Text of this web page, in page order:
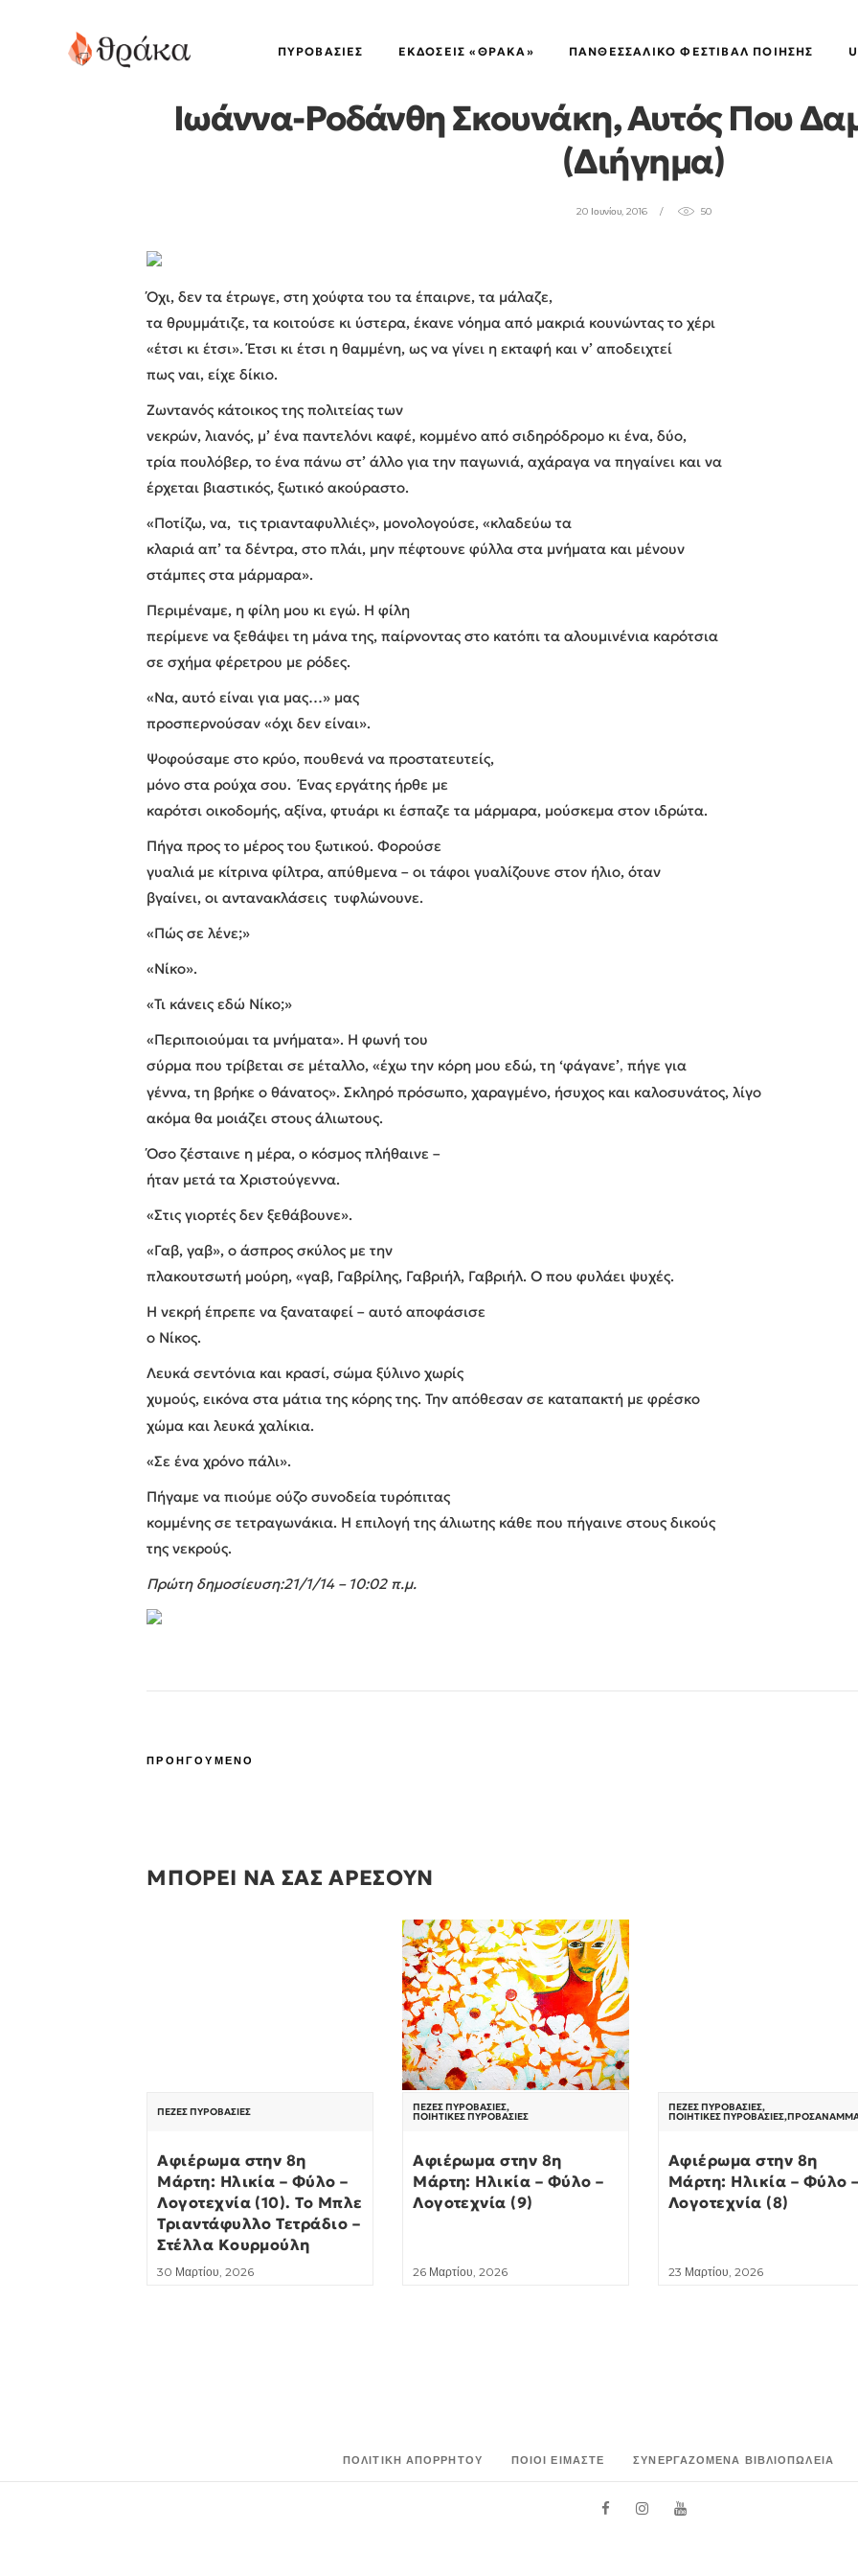
ΠΥΡΟΒΑΣΊΕΣ EΚΔΌΣΕΙΣ «ΘΡΑΚΑ» ΠΑΝΘΕΣΣΑΛΙΚΌ ΦΕΣΤΙΒΆΛ ΠΟΊΗΣΗΣ
ΠΕΖΈΣ ΠΥΡΟΒΑΣΊΕΣ
Ιωάννα-Ροδάνθη Σκουνάκη, Αυτός Πoυ
(διήγημα)
20 Ιουνίου, 2016 50
Όχι, δεν τα έτρωγε, στη χούφτα του τα έπαιρνε, τα μάλαζε,
τα θρυμμάτιζε, τα κοιτούσε κι ύστερα, έκανε νόημα από μακριά κουνώντας το χέρι
«έτσι κι έτσι». Έτσι κι έτσι η θαμμένη, ως να γίνει η εκταφή και ν’ αποδειχτεί
πως ναι, είχε δίκιο.
Ζωντανός κάτοικος της πολιτείας των
νεκρών, λιανός, μ’ ένα παντελόνι καφέ, κομμένο από σιδηρόδρομο κι ένα, δύο,
τρία πουλόβερ, το ένα πάνω στ’ άλλο για την παγωνιά, αχάραγα να πηγαίνει και να
έρχεται βιαστικός, ξωτικό ακούραστο.
«Ποτίζω, να, τις τριανταφυλλιές», μονολογούσε, «κλαδεύω τα
κλαριά απ’ τα δέντρα, στο πλάι, μην πέφτουνε φύλλα στα μνήματα και μένουν
στάμπες στα μάρμαρα».
Περιμέναμε, η φίλη μου κι εγώ. Η φίλη
περίμενε να ξεθάψει τη μάνα της, παίρνοντας στο κατόπι τα αλουμινένια καρότσια
σε σχήμα φέρετρου με ρόδες.
«Να, αυτό είναι για μας…» μας
προσπερνούσαν «όχι δεν είναι».
Ψοφούσαμε στο κρύο, πουθενά να προστατευτείς,
μόνο στα ρούχα σου. Ένας εργάτης ήρθε με
καρότσι οικοδομής, αξίνα, φτυάρι κι έσπαζε τα μάρμαρα, μούσκεμα στον ιδρώτα.
Πήγα προς το μέρος του ξωτικού. Φορούσε
γυαλιά με κίτρινα φίλτρα, απύθμενα – οι τάφοι γυαλίζουνε στον ήλιο, όταν
βγαίνει, οι αντανακλάσεις τυφλώνουνε.
«Πώς σε λένε;»
«Νίκο».
«Τι κάνεις εδώ Νίκο;»
«Περιποιούμαι τα μνήματα». Η φωνή του
σύρμα που τρίβεται σε μέταλλο, «έχω την κόρη μου εδώ, τη ‘φάγανε’,πήγε για
γέννα, τη βρήκε ο θάνατος». Σκληρό πρόσωπο, χαραγμένο, ήσυχος και καλοσυνάτος, λίγο
ακόμα θα μοιάζει στους άλιωτους.
Όσο ζέσταινε η μέρα, ο κόσμος πλήθαινε –
ήταν μετά τα Χριστούγεννα.
«Στις γιορτές δεν ξεθάβουνε».
«Γαβ, γαβ», ο άσπρος σκύλος με την
πλακουτσωτή μούρη, «γαβ, Γαβρίλης, Γαβριήλ, Γαβριήλ. Ο που φυλάει ψυχές.
Η νεκρή έπρεπε να ξαναταφεί – αυτό αποφάσισε
ο Νίκος.
Λευκά σεντόνια και κρασί, σώμα ξύλινο χωρίς
χυμούς, εικόνα στα μάτια της κόρης της. Την απόθεσαν σε καταπακτή με φρέσκο
χώμα και λευκά χαλίκια.
«Σε ένα χρόνο πάλι».
Πήγαμε να πιούμε ούζο συνοδεία τυρόπιτας
κομμένης σε τετραγωνάκια. Η επιλογή της άλιωτης κάθε που πήγαινε στους δικούς
της νεκρούς.
Πρώτη δημοσίευση:21/1/14 – 10:02 π.μ.
ΠΡΟΗΓΟΥΜΕΝΟ
ΜΠΟΡΕΙ ΝΑ ΣΑΣ ΑΡΕΣΟΥΝ
ΠΕΖΈΣ ΠΥΡΟΒΑΣΊΕΣ
Αφιέρωμα στην 8η
Μάρτη: Ηλικία – Φύλο –
Λογοτεχνία (10). Το Μπλε
Τριαντάφυλλο Τετράδιο –
Στέλλα Κουρμούλη
30 Μαρτίου, 2026
ΠΕΖΈΣ ΠΥΡΟΒΑΣΊΕΣ,
ΠΟΙΗΤΙΚΈΣ ΠΥΡΟΒΑΣΊΕΣ
Αφιέρωμα στην 8η
Μάρτη: Ηλικία – Φύλο –
Λογοτεχνία (9)
26 Μαρτίου, 2026
ΠΕΖΈΣ ΠΥΡΟΒΑΣΊΕΣ,
ΠΟΙΗΤΙΚΈΣ ΠΥΡΟΒΑΣΊΕΣ,
Αφιέρωμα στην 8η
Μάρτη: Ηλικία – Φύλο –
Λογοτεχνία (8)
23 Μαρτίου, 2026
ΠΟΛΙΤΙΚΉ ΑΠΟΡΡΉΤΟΥ ΠΟΙΟΙ ΕΊΜΑΣΤΕ ΣΥΝΕΡΓΑΖΌΜΕΝΑ ΒΙΒΛΙΟΠΩΛΕΊΑ